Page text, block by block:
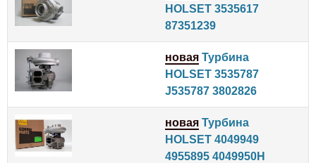
HOLSET 3535617
87351239
новая Турбина
HOLSET 3535787
J535787 3802826
новая Турбина
HOLSET 4049949
4955895 4049950H